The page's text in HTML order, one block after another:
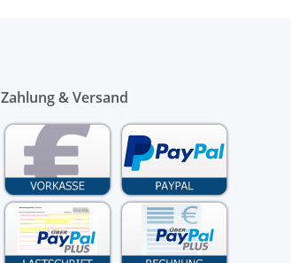
Zahlung & Versand